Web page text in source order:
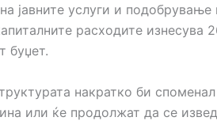
јавните услуги и
расходите изнесува
буџет.
накратко би
или ќе продолжат да се